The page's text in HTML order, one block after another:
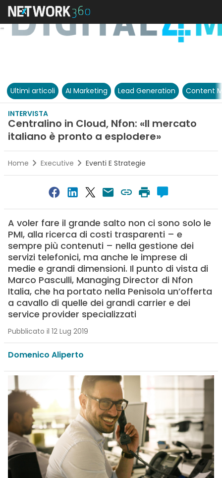
Ultimi articoli AI Marketing Lead Generation Content
INTERVISTA
Centralino in Cloud, Nfon: «Il mercato
italiano è pronto a esplodere»
Home Executive Eventi E Strategie
A voler fare il grande salto non ci sono solo le
PMI, alla ricerca di costi trasparenti – e
sempre più contenuti – nella gestione dei
servizi telefonici, ma anche le imprese di
medie e grandi dimensioni. Il punto di vista di
Marco Pasculli, Managing Director di Nfon
Italia, che ha portato nella Penisola un’offerta
a cavallo di quelle dei grandi carrier e dei
service provider specializzati
Pubblicato il 12 Lug 2019
Domenico Aliperto